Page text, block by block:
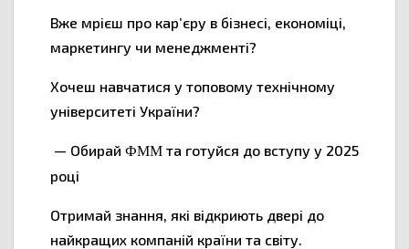
Вже мрієш про кар’єру в бізнесі, економіці,
маркетингу чи менеджменті?
Хочеш навчатися у топовому технічному
університеті України?
— Обирай ФММ та готуйся до вступу у 2025
році
Отримай знання, які відкриють двері до
найкращих компаній країни та світу.